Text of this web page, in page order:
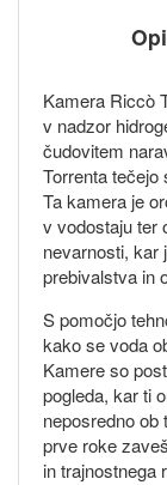
Kamera Riccò
v nadzor
čudovitem
Torrenta tečejo
Ta kamera je
v vodostaju ter
nevarnosti, kar
prebivalstva in
S pomočjo
kako se voda
Kamere so
pogleda, kar ti
neposredno ob
prve roke
in trajnostnega